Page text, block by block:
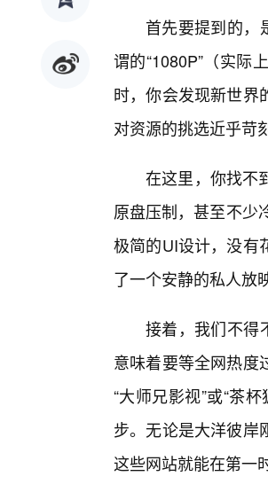
首先要提到的，
谓的“1080P”（实际
时，你会发现新世界
对资源的挑选近乎苛
在这里，你找不
原盘压制，甚至不少
极简的UI设计，没有
了一个安静的私人放
接着，我们不得
意味着要等全网热度
“大师兄影视”或“茶
步。无论是大洋彼岸
这些网站就能在第一